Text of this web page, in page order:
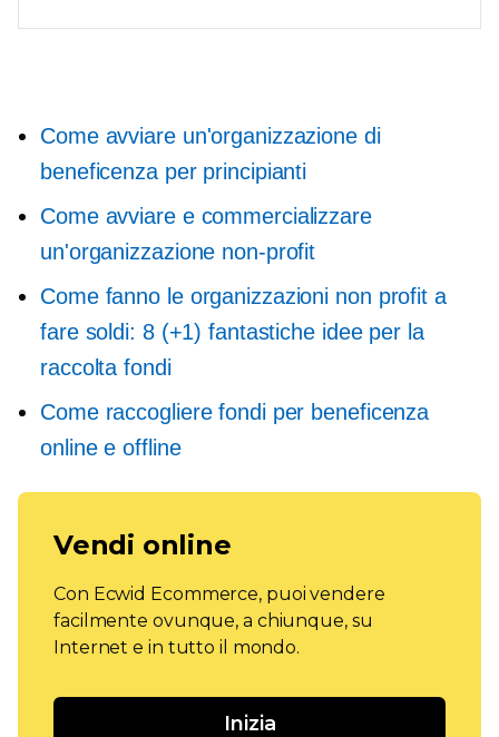
Come avviare un'organizzazione di
beneficenza per principianti
Come avviare e commercializzare
un'organizzazione non-profit
Come fanno le organizzazioni non profit a
fare soldi: 8 (+1) fantastiche idee per la
raccolta fondi
Come raccogliere fondi per beneficenza
online e offline
Vendi online
Con Ecwid Ecommerce, puoi vendere
facilmente ovunque, a chiunque, su
Internet e in tutto il mondo.
Inizia